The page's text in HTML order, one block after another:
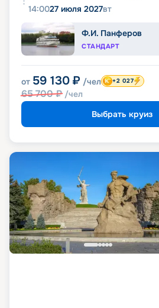
14:0027 июля 2027вт
Ф.И. Панферов
СТАНДАРТ
от 59 130 ₽ /чел
65 700₽ /чел
+2 027
Выбрать круиз